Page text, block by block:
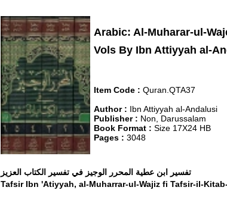
Arabic: Al-Muharar-ul-
Vols By Ibn Attiyyah al-
Item Code : Quran.QTA37
Author : Ibn Attiyyah al-Andalusi
Publisher : Non, Darussalam
Book Format : Size 17X24 HB
Pages : 3048
تفسير ابن عطية المحرر الوجيز في تفسير الكتاب العزيز
Tafsir Ibn 'Atiyyah, al-Muharrar-ul-Wajiz fi Tafsir-il-